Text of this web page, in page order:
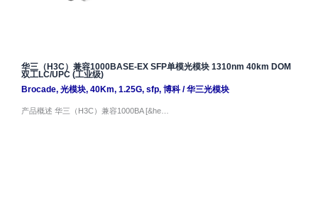
华三（H3C）兼容1000BASE-EX SFP单模光模块 1310nm 40km DOM
双工LC/UPC (工业级)
Brocade, 光模块, 40Km, 1.25G, sfp, 博科/华三光模块
产品概述 华三（H3C）兼容1000BA [&he…